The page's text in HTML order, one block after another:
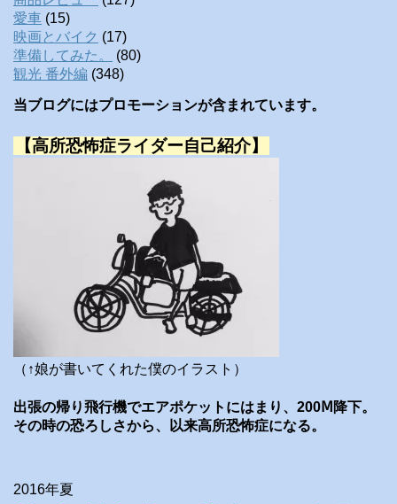
愛車 (15)
映画とバイク (17)
準備してみた。
(80)
観光 番外編 (348)
当ブログにはプロモーションが含まれています。
【高所恐怖症ライダー自己紹介】
（↑娘が書いてくれた僕のイラスト）
出張の帰り飛行機でエアポケットにはまり、200Ⅿ降下。
その時の恐ろしさから、以来高所恐怖症になる。
2016年夏